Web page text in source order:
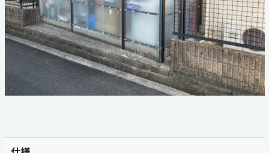
電話受付：9：00〜17：00